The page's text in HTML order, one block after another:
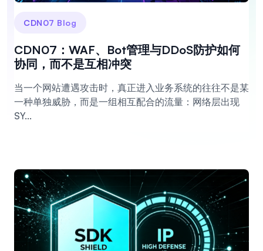
CDN07 Blog
CDN07：WAF、Bot管理与DDoS防护如何
协同，而不是互相冲突
当一个网站遭遇攻击时，真正进入业务系统的往往不是某
一种单独威胁，而是一组相互配合的流量：网络层出现
SY...